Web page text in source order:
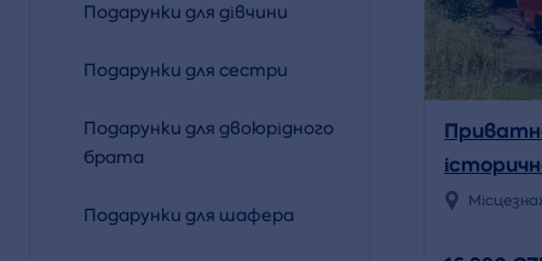
Подарунки для дівчини
Подарунки для сестри
Подарунки для двоюрідного
брата
Подарунки для шафера
поїзді